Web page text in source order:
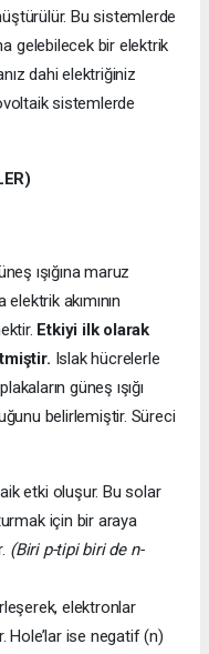
Bu sistemlerde
gelebilecek bir elektrik
dahi elektriğiniz
sistemlerde
ışığına maruz
akımının
Etkiyi ilk olarak
Islak hücrelerle
güneş ışığı
belirlemiştir. Süreci
etki oluşur. Bu solar
için bir araya
(Biri p-tipi biri de n-
elektronlar
Hole’lar ise negatif (n)